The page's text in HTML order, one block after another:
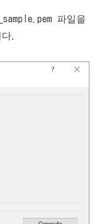
파일을
.